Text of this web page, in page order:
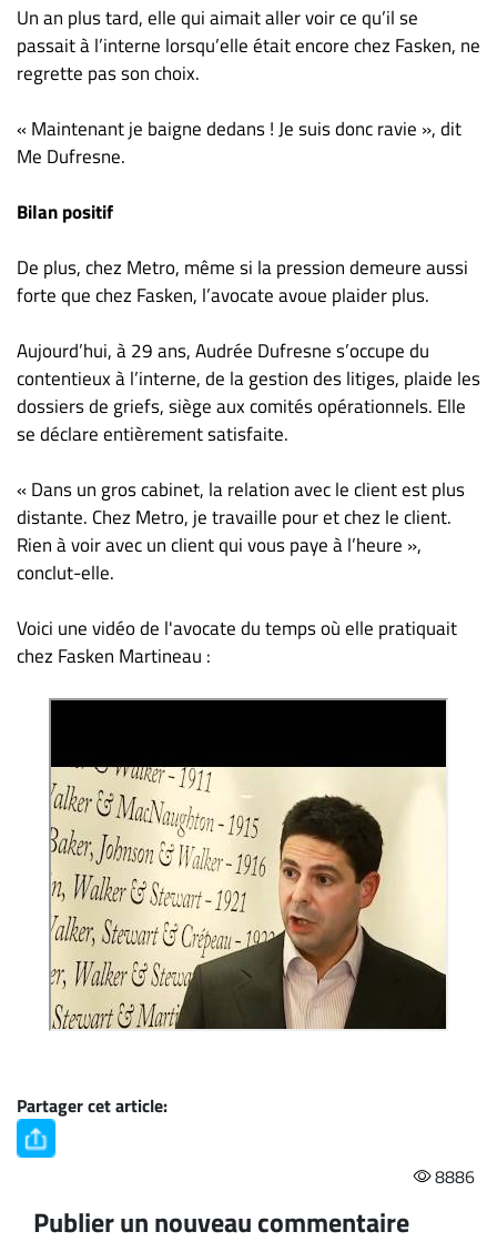
confidentialité
Un an plus tard, elle qui aimait aller voir ce qu’il se
passait à l’interne lorsqu’elle était encore chez Fasken, ne
regrette pas son choix.
« Maintenant je baigne dedans ! Je suis donc ravie », dit
Me Dufresne.
Bilan positif
De plus, chez Metro, même si la pression demeure aussi
forte que chez Fasken, l’avocate avoue plaider plus.
Aujourd’hui, à 29 ans, Audrée Dufresne s’occupe du
contentieux à l’interne, de la gestion des litiges, plaide les
dossiers de griefs, siège aux comités opérationnels. Elle
se déclare entièrement satisfaite.
« Dans un gros cabinet, la relation avec le client est plus
distante. Chez Metro, je travaille pour et chez le client.
Rien à voir avec un client qui vous paye à l’heure »,
conclut-elle.
Voici une vidéo de l'avocate du temps où elle pratiquait
chez Fasken Martineau :
Partager cet article:
8886
Publier un nouveau commentaire